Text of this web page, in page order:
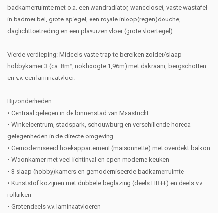
badkamerruimte met o.a. een wandradiator, wandcloset, vaste wastafel
in badmeubel, grote spiegel, een royale inloop(regen)douche,
daglichttoetreding en een plavuizen vloer (grote vloertegel).
Vierde verdieping: Middels vaste trap te bereiken zolder/slaap-
hobbykamer 3 (ca. 8m², nokhoogte 1,96m) met dakraam, bergschotten
en v.v. een laminaatvloer.
Bijzonderheden:
• Centraal gelegen in de binnenstad van Maastricht
• Winkelcentrum, stadspark, schouwburg en verschillende horeca
gelegenheden in de directe omgeving
• Gemoderniseerd hoekappartement (maisonnette) met overdekt balkon
• Woonkamer met veel lichtinval en open moderne keuken
• 3 slaap (hobby)kamers en gemoderniseerde badkamerruimte
• Kunststof kozijnen met dubbele beglazing (deels HR++) en deels v.v.
rolluiken
• Grotendeels v.v. laminaatvloeren